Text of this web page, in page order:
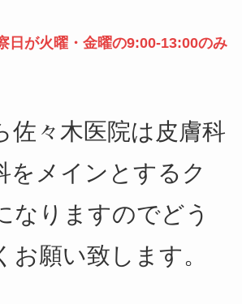
日が火曜・金曜の9:00-13:00のみ
佐々木医院は皮膚科
をメインとするク
なりますのでどう
お願い致します。